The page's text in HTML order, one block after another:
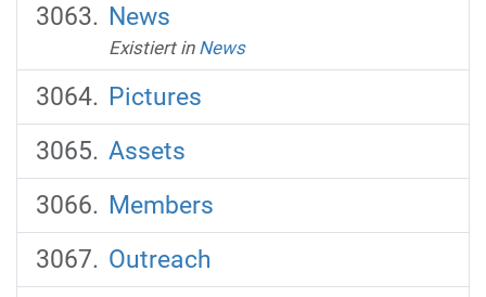
News
Existiert in News
Pictures
Assets
Members
Outreach